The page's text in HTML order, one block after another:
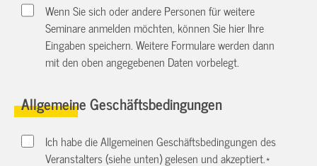
Wenn Sie sich oder andere Personen für weitere
Seminare anmelden möchten, können Sie hier Ihre
Eingaben speichern. Weitere Formulare werden dann
mit den oben angegebenen Daten vorbelegt.
Allgemeine Geschäftsbedingungen
Ich habe die Allgemeinen Geschäftsbedingungen des
Veranstalters (siehe unten) gelesen und akzeptiert.*